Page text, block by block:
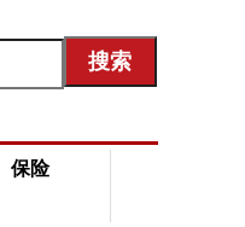
保险